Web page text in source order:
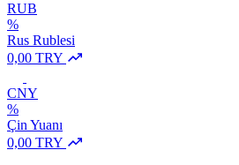
RUB
%
Rus Rublesi
0,00 TRY
CNY
%
Çin Yuanı
0,00 TRY